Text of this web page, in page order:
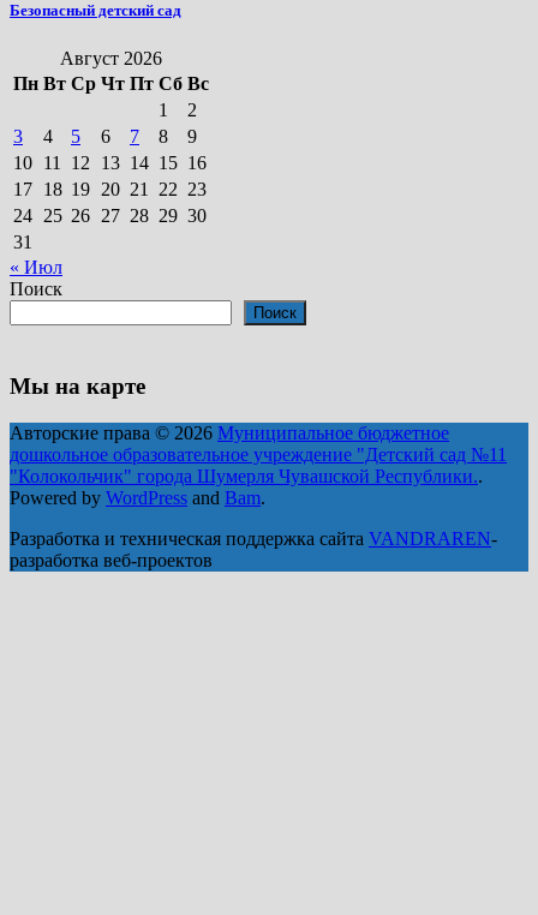
Безопасный детский сад
Август 2026
Пн Вт Ср Чт Пт Сб Вс
1
2
3
4 5 6 7 8
9
10 11 12 13 14 15 16
17 18 19 20 21 22 23
24 25 26 27 28 29 30
31
« Июл
Поиск
Поиск
Мы на карте
Авторские права © 2026 Муниципальное бюджетное
дошкольное образовательное учреждение "Детский сад №11
"Колокольчик" города Шумерля Чувашской Республики..
Powered by WordPress and Bam.
Разработка и техническая поддержка сайта VANDRAREN-
разработка веб-проектов